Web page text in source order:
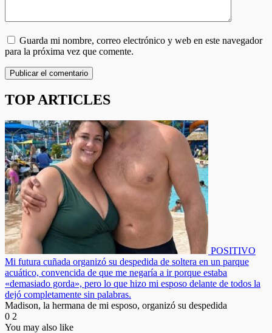
Guarda mi nombre, correo electrónico y web en este navegador
para la próxima vez que comente.
TOP ARTICLES
POSITIVO
Mi futura cuñada organizó su despedida de soltera en un parque
acuático, convencida de que me negaría a ir porque estaba
«demasiado gorda», pero lo que hizo mi esposo delante de todos la
dejó completamente sin palabras.
Madison, la hermana de mi esposo, organizó su despedida
0 2
You may also like